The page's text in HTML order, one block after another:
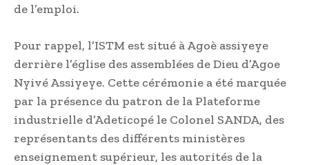
de l’emploi.
Pour rappel, l’ISTM est situé à Agoè assiyeye
derrière l’église des assemblées de Dieu d’Agoe
Nyivé Assiyeye. Cette cérémonie a été marquée
par la présence du patron de la Plateforme
industrielle d’Adeticopé le Colonel SANDA, des
représentants des différents ministères
enseignement supérieur, les autorités de la